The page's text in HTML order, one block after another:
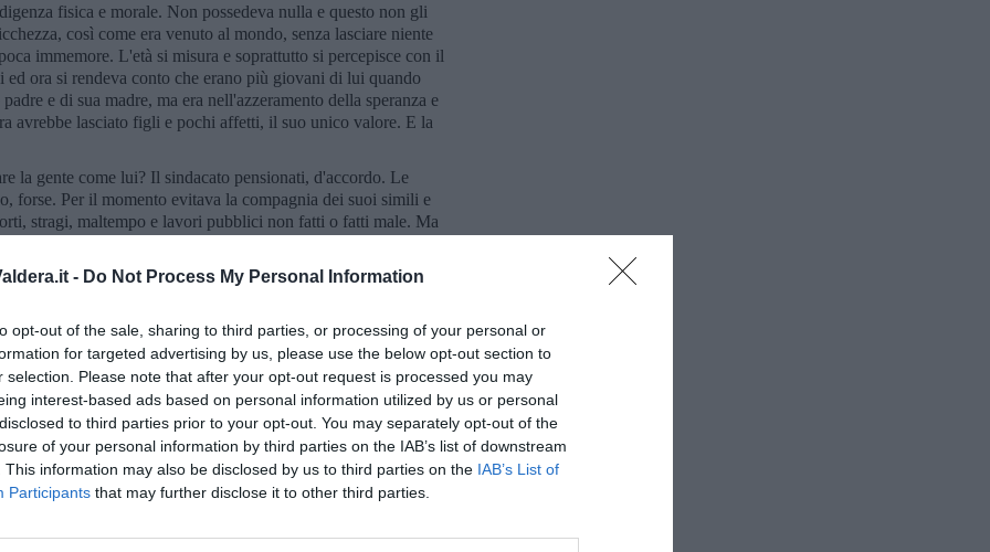
- Do Not Process My Personal Information
opt-out of the sale, sharing to third parties, or processing of your personal or
for targeted advertising by us, please use the below opt-out section to
selection. Please note that after your opt-out request is processed you may
interest-based ads based on personal information utilized by us or personal
to third parties prior to your opt-out. You may separately opt-out of the
of your personal information by third parties on the IAB’s list of downstream
This information may also be disclosed by us to third parties on the IAB’s List of
Participants that may further disclose it to other third parties.
fisica e morale. Non possedeva nulla e questo non gli
così come era venuto al mondo, senza lasciare niente
immemore. L'età si misura e soprattutto si percepisce con il
ora si rendeva conto che erano più giovani di lui quando
e di sua madre, ma era nell'azzeramento della speranza e
avrebbe lasciato figli e pochi affetti, il suo unico valore. E la
la gente come lui? Il sindacato pensionati, d'accordo. Le
forse. Per il momento evitava la compagnia dei suoi simili e
stragi, maltempo e lavori pubblici non fatti o fatti male. Ma
nel tempo delle rottamazioni generazionali? O quale
di Stato: tipo residenza per anziani. O affidarsi alle
se già non cova. Ma prima di quello stadio non c'è niente.
non è un paese per giovani, ma nemmeno per vecchi.
lasciare ai figli lo spazio che i padri hanno troppo a lungo
Meglio farsene una ragione, vivere alla giornata, giorni
quella di essere vivi. Una discreta rottura di coglioni.
in realtà è una gran cosa, a chi tocca e quando.
è meglio, finché hai l’età per farlo. Purché lavoro ci sia e sia
la festa di chi lavora e, con nostalgia, di chi ha lavorato.